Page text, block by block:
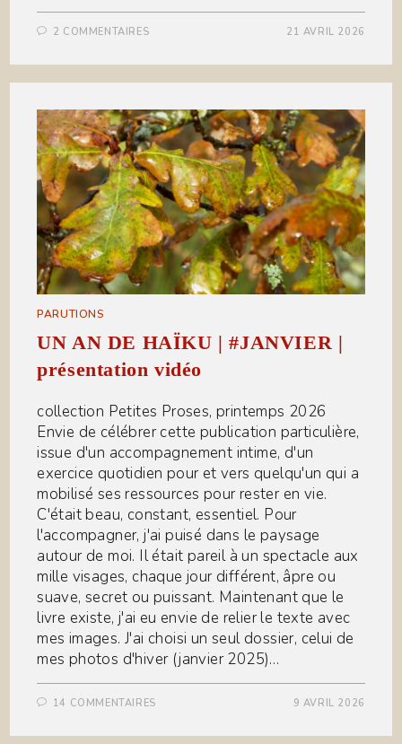
2 COMMENTAIRES 21 AVRIL 2026
PARUTIONS
UN AN DE HAÏKU | #JANVIER |
présentation vidéo
collection Petites Proses, printemps 2026
Envie de célébrer cette publication particulière,
issue d'un accompagnement intime, d'un
exercice quotidien pour et vers quelqu'un qui a
mobilisé ses ressources pour rester en vie.
C'était beau, constant, essentiel. Pour
l'accompagner, j'ai puisé dans le paysage
autour de moi. Il était pareil à un spectacle aux
mille visages, chaque jour différent, âpre ou
suave, secret ou puissant. Maintenant que le
livre existe, j'ai eu envie de relier le texte avec
mes images. J'ai choisi un seul dossier, celui de
mes photos d'hiver (janvier 2025)…
14 COMMENTAIRES 9 AVRIL 2026